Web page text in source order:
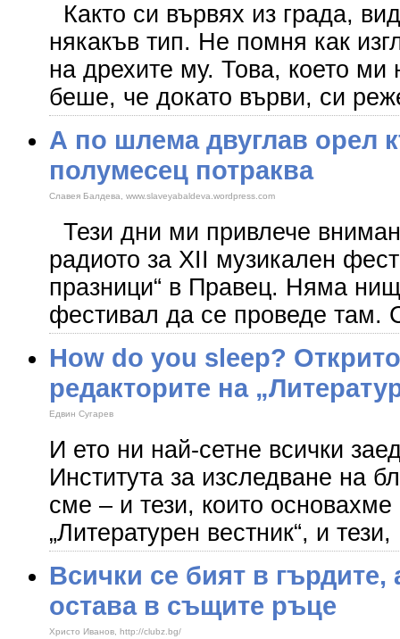
Както си вървях из града,
някакъв тип. Не помня как
на дрехите му. Това, което ми
беше, че докато върви, си
А по шлема двуглав орел
полумесец потраква
Славея Балдева, www.slaveyabaldeva.wordpress.com
Тези дни ми привлече
радиото за ХII музикален
празници“ в Правец. Няма
фестивал да се проведе там.
How do you sleep?
редакторите на
Едвин Сугарев
И ето ни най-сетне всички
Института за изследване на
сме – и тези, които
„Литературен вестник“, и тези,
Всички се бият в гърдите,
остава в същите ръце
Христо Иванов, http://clubz.bg/